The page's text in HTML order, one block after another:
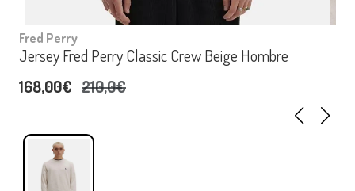
Fred Perry
Jersey Fred Perry Classic Crew Beige Hombre
168,00€ 210,0€